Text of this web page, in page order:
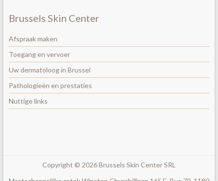
Brussels Skin Center
Afspraak maken
Toegang en vervoer
Uw dermatoloog in Brussel
Pathologieën en prestaties
Nuttige links
Copyright © 2026Brussels Skin CenterSRL